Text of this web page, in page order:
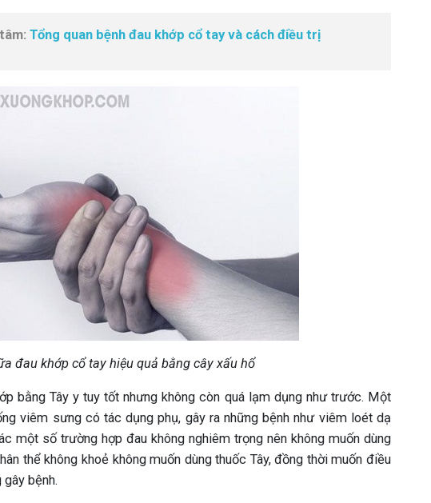
Tổng quan bệnh đau khớp cổ tay và cách điều trị
đau khớp cổ tay hiệu quả bằng cây xấu hổ
bằng Tây y tuy tốt nhưng không còn quá lạm dụng như trước. Một
viêm sưng có tác dụng phụ, gây ra những bệnh như viêm loét dạ
một số trường hợp đau không nghiêm trọng nên không muốn dùng
thể không khoẻ không muốn dùng thuốc Tây, đồng thời muốn điều
bệnh.